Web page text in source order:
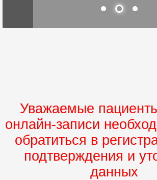
Уважаемые
онлайн-записи
обратиться в
подтверждения и
данных